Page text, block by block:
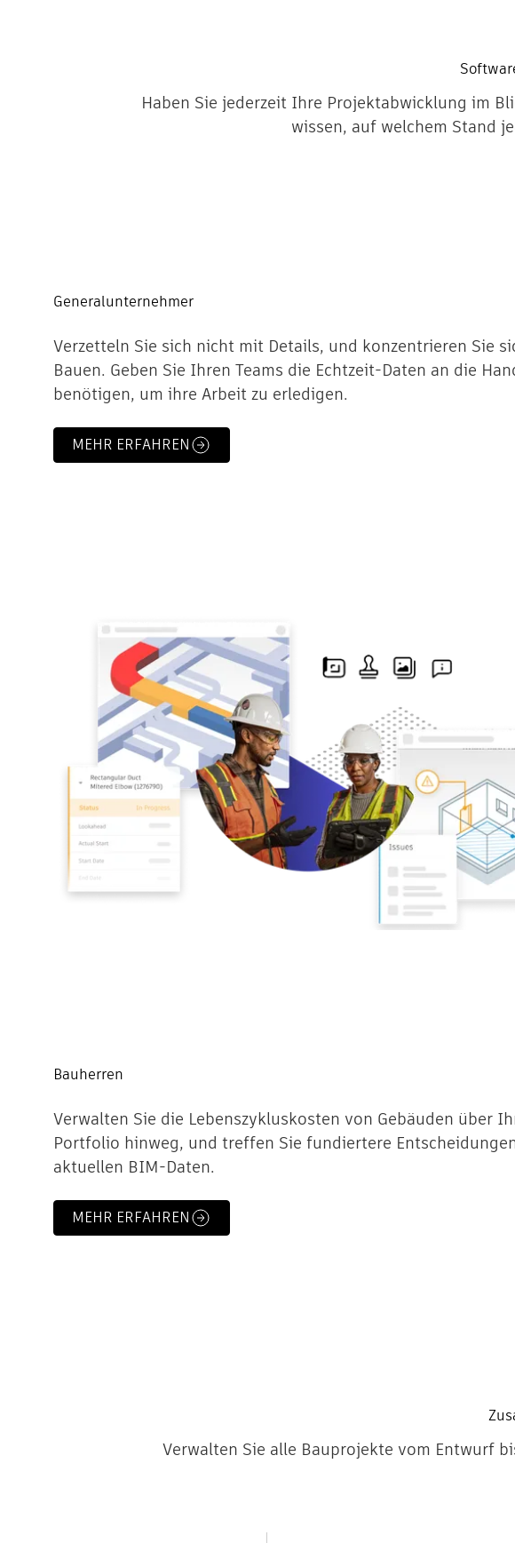
Haben Sie jederzeit Ihre Projektabwicklung im
wissen, auf welchem Stand
Generalunternehmer
Verzetteln Sie sich nicht mit Details, und konzentrieren Sie
Bauen. Geben Sie Ihren Teams die Echtzeit-Daten an die
benötigen, um ihre Arbeit zu erledigen.
MEHR ERFAHREN
Bauherren
Verwalten Sie die Lebenszykluskosten von Gebäuden über
Portfolio hinweg, und treffen Sie fundiertere
aktuellen BIM-Daten.
MEHR ERFAHREN
Verwalten Sie alle Bauprojekte vom Entwurf